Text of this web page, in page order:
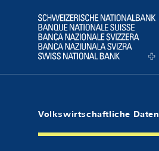
Logo
Volkswirtschaftliche Daten